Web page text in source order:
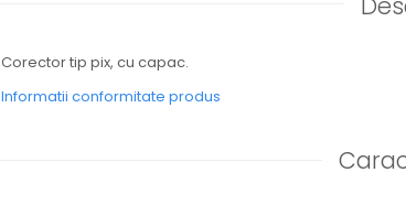
Corector tip pix, cu capac.
Informatii conformitate produs